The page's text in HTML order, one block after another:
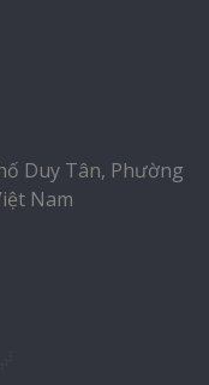
Duy Tân, Phường
Nam